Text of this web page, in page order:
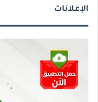
الإعلانات